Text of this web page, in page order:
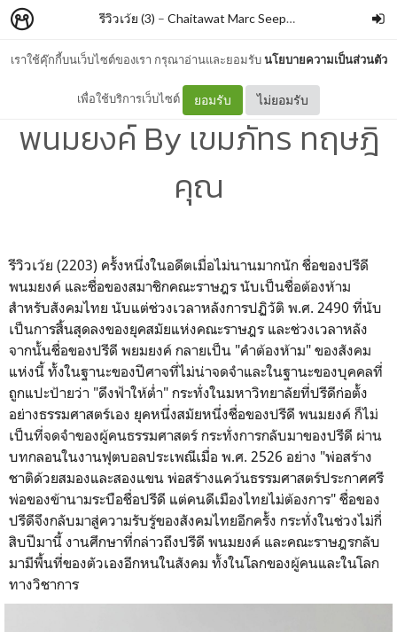
เราใช้คุ๊กกี้บนเว็บไซต์ของเรา กรุณาอ่านและยอมรับนโยบายความเป็นส่วนตัว
เพื่อใช้บริการเว็บไซต์ ยอมรับ ไม่ยอมรับ
รีวิวเว้ย (3) – Chaitawat Marc Seephongsai
แนวคิดทางการคลังของปรีดี
พนมยงค์ By เขมภัทร ทฤษฎิ
คุณ
รีวิวเว้ย (2203) ครั้งหนึ่งในอดีตเมื่อไม่นานมากนัก ชื่อของปรีดี
พนมยงค์ และชื่อของสมาชิกคณะราษฎร นับเป็นชื่อต้องห้าม
สำหรับสังคมไทย นับแต่ช่วงเวลาหลังการปฏิวัติ พ.ศ. 2490 ที่นับ
เป็นการสิ้นสุดลงของยุคสมัยแห่งคณะราษฎร และช่วงเวลาหลัง
จากนั้นชื่อของปรีดี พยมยงค์ กลายเป็น "คำต้องห้าม" ของสังคม
แห่งนี้ ทั้งในฐานะของปีศาจที่ไม่น่าจดจำและในฐานะของบุคคลที่
ถูกแปะป้ายว่า "ดึงฟ้าให้ต่ำ" กระทั่งในมหาวิทยาลัยที่ปรีดีก่อตั้ง
อย่างธรรมศาสตร์เอง ยุคหนึ่งสมัยหนึ่งชื่อของปรีดี พนมยงค์ ก็ไม่
เป็นที่จดจำของผู้คนธรรมศาสตร์ กระทั่งการกลับมาของปรีดี ผ่าน
บทกลอนในงานฟุตบอลประเพณีเมื่อ พ.ศ. 2526 อย่าง "พ่อสร้าง
ชาติด้วยสมองและสองแขน พ่อสร้างแคว้นธรรมศาสตร์ประกาศศรี
พ่อของข้านามระบือชื่อปรีดี แต่คนดีเมืองไทยไม่ต้องการ" ชื่อของ
ปรีดีจึงกลับมาสู่ความรับรู้ของสังคมไทยอีกครั้ง กระทั่งในช่วงไม่กี่
สิบปีมานี้ งานศึกษาที่กล่าวถึงปรีดี พนมยงค์ และคณะราษฎรกลับ
มามีพื้นที่ของตัวเองอีกหนในสังคม ทั้งในโลกของผู้คนและในโลก
ทางวิชาการ